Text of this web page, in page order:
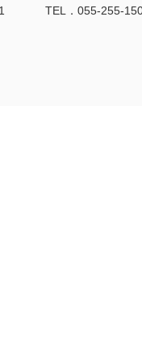
TEL．055-255-